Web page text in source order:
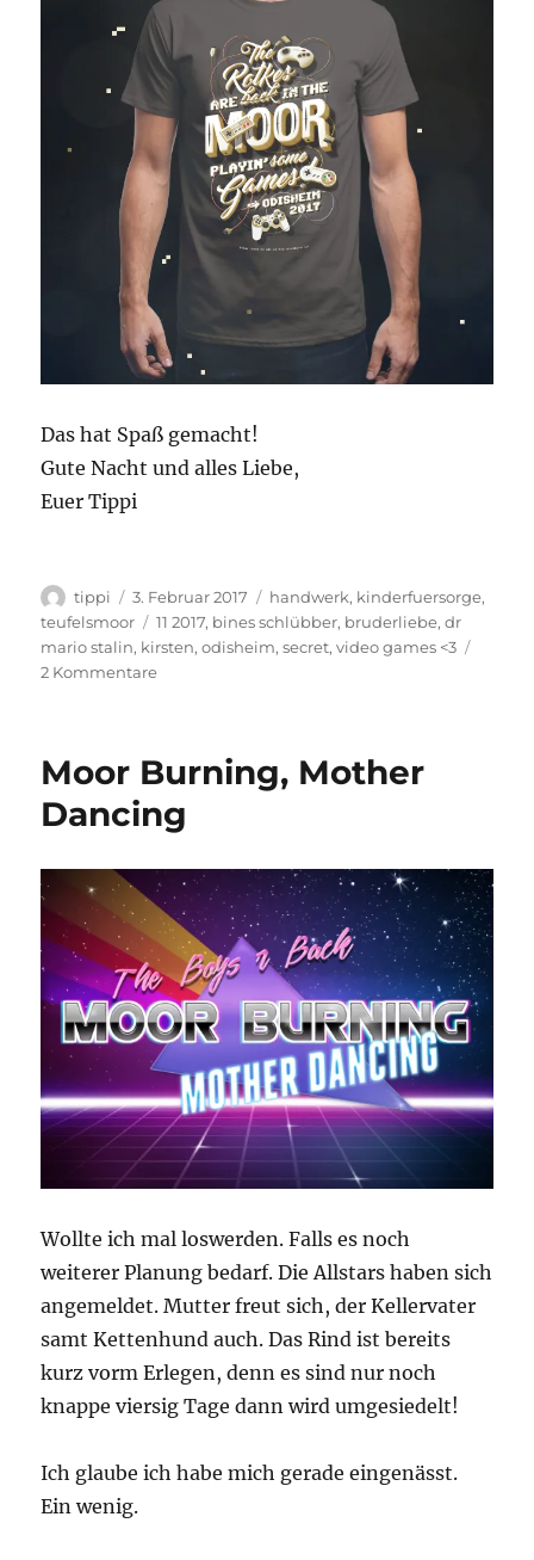
Das hat Spaß gemacht!
Gute Nacht und alles Liebe,
Euer Tippi
Autor
tippi
Veröffentlicht
am
3. Februar 2017 Kategorien
handwerk, kinderfuersorge,
teufelsmoor
Schlagwörter
11 2017, bines schlübber, bruderliebe,dr
mario stalin, kirsten,odisheim,secret,video games <3
2 Kommentarezu
Moor Burning, Mother
Dancing
Wollte ich mal loswerden. Falls es noch
weiterer Planung bedarf. Die Allstars haben sich
angemeldet. Mutter freut sich, der Kellervater
samt Kettenhund auch. Das Rind ist bereits
kurz vorm Erlegen, denn es sind nur noch
knappe viersig Tage dann wird umgesiedelt!
Ich glaube ich habe mich gerade eingenässt.
Ein wenig.